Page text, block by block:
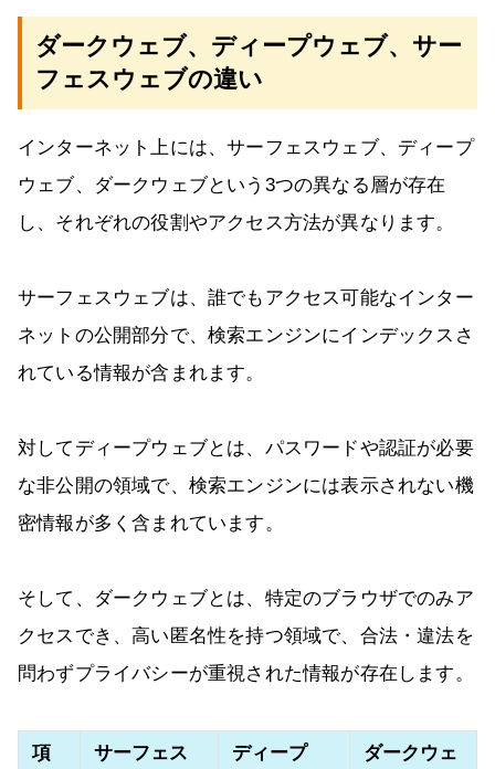
ダークウェブ、ディープウェブ、サー
フェスウェブの違い
インターネット上には、サーフェスウェブ、ディープ
ウェブ、ダークウェブという3つの異なる層が存在
し、それぞれの役割やアクセス方法が異なります。
サーフェスウェブは、誰でもアクセス可能なインター
ネットの公開部分で、検索エンジンにインデックスさ
れている情報が含まれます。
対してディープウェブとは、パスワードや認証が必要
な非公開の領域で、検索エンジンには表示されない機
密情報が多く含まれています。
そして、ダークウェブとは、特定のブラウザでのみア
クセスでき、高い匿名性を持つ領域で、合法・違法を
問わずプライバシーが重視された情報が存在します。
項 サーフェス ディープ ダークウェ